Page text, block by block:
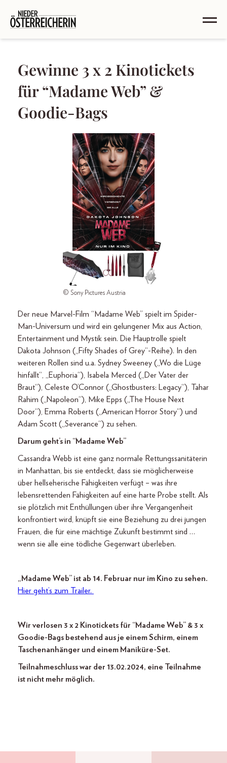
Gewinne 3 x 2 Kinotickets
für “Madame Web” &
Goodie-Bags
© Sony Pictures Austria
Der neue Marvel-Film “Madame Web” spielt im Spider-
Man-Universum und wird ein gelungener Mix aus Action,
Entertainment und Mystik sein. Die Hauptrolle spielt
Dakota Johnson („Fifty Shades of Grey“-Reihe). In den
weiteren Rollen sind u.a. Sydney Sweeney („Wo die Lüge
hinfällt“, „Euphoria“), Isabela Merced („Der Vater der
Braut“), Celeste O’Connor („Ghostbusters: Legacy“), Tahar
Rahim („Napoleon“), Mike Epps („The House Next
Door“), Emma Roberts („American Horror Story“) und
Adam Scott („Severance“) zu sehen.
Darum geht’s in “Madame Web”
Cassandra Webb ist eine ganz normale Rettungssanitäterin
in Manhattan, bis sie entdeckt, dass sie möglicherweise
über hellseherische Fähigkeiten verfügt – was ihre
lebensrettenden Fähigkeiten auf eine harte Probe stellt. Als
sie plötzlich mit Enthüllungen über ihre Vergangenheit
konfrontiert wird, knüpft sie eine Beziehung zu drei jungen
Frauen, die für eine mächtige Zukunft bestimmt sind …
wenn sie alle eine tödliche Gegenwart überleben.
„Madame Web” ist ab 14. Februar nur im Kino zu sehen.
Hier geht’s zum Trailer.
Wir verlosen 3 x 2 Kinotickets für “Madame Web” & 3 x
Goodie-Bags bestehend aus je einem Schirm, einem
Taschenanhänger und einem Maniküre-Set.
Teilnahmeschluss war der 13.02.2024, eine Teilnahme
ist nicht mehr möglich.